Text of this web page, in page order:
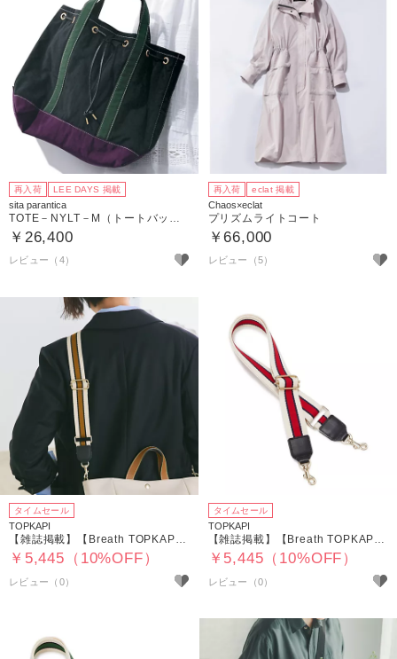
再入荷 LEE DAYS 掲載
sita parantica
￥26,400
レビュー（4）
再入荷 eclat 掲載
Chaos×eclat
プリズムライトコート
￥66,000
レビュー（5）
タイムセール
TOPKAPI
【雑誌掲載】【Breath TOPKAPI】 アクリル ストライプ ショルダーベルト 38mm
￥5,445（10%OFF）
タイムセール
TOPKAPI
【雑誌掲載】【Breath TOPKAPI】 アクリル ストライプ ショルダーベルト 38mm
￥5,445（10%OFF）